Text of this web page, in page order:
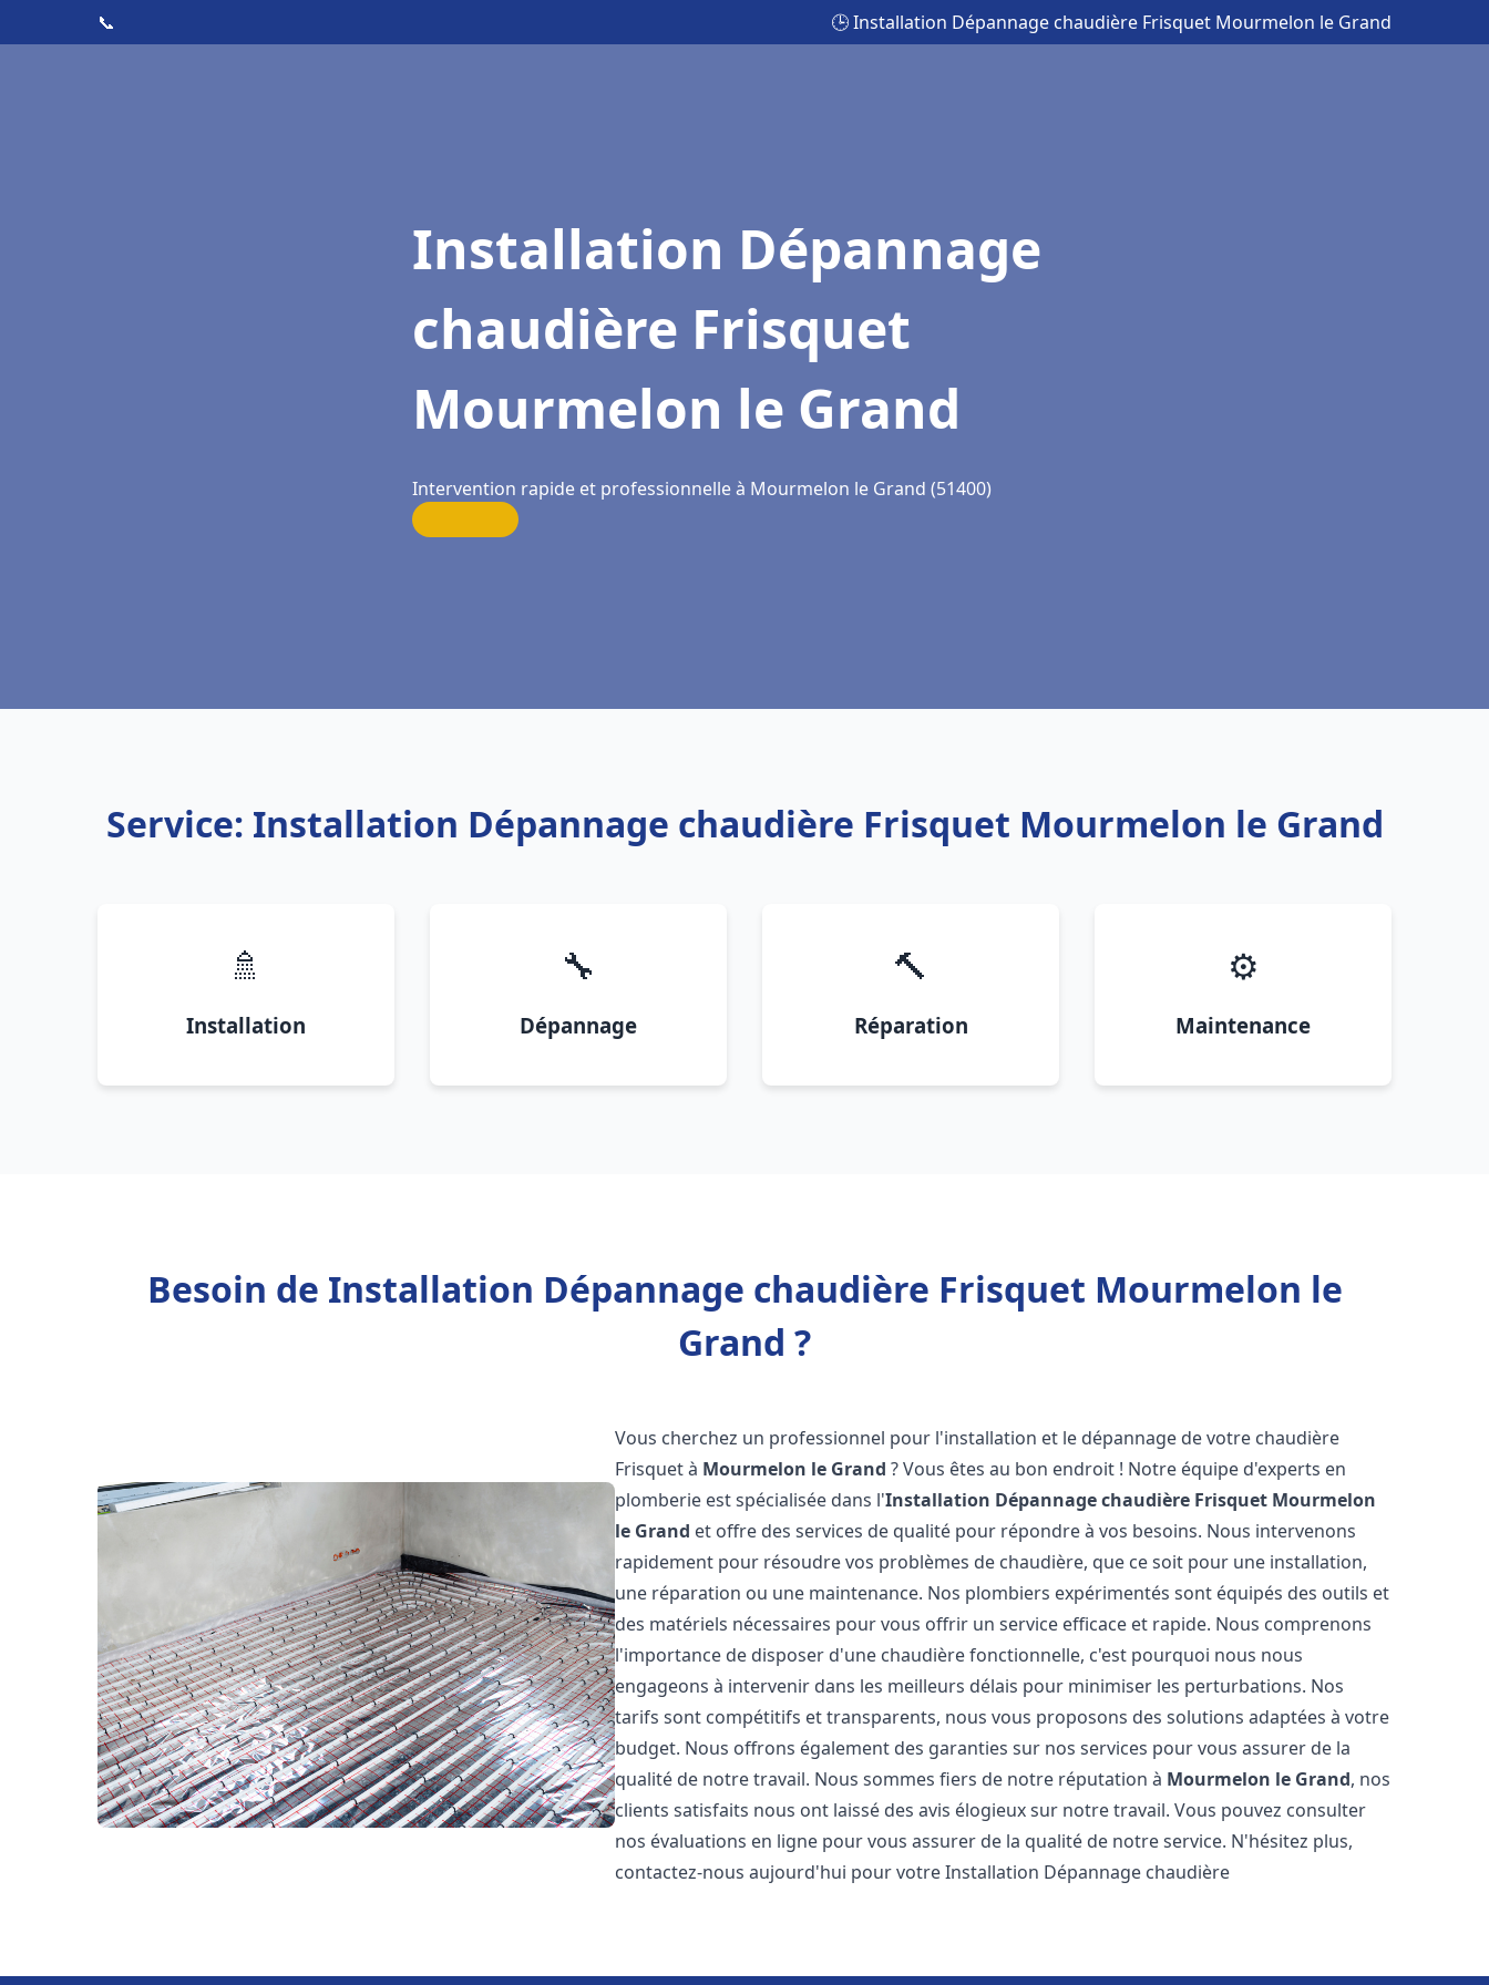
📞 🕒 Installation Dépannage chaudière Frisquet Mourmelon le Grand
Installation Dépannage
chaudière Frisquet
Mourmelon le Grand
Intervention rapide et professionnelle à Mourmelon le Grand (51400)
Service: Installation Dépannage chaudière Frisquet Mourmelon le Grand
🚿
Installation
🔧
Dépannage
🔨
Réparation
⚙️
Maintenance
Besoin de Installation Dépannage chaudière Frisquet Mourmelon le
Grand ?
Vous cherchez un professionnel pour l'installation et le dépannage de votre chaudière
Frisquet à Mourmelon le Grand ? Vous êtes au bon endroit ! Notre équipe d'experts en
plomberie est spécialisée dans l'Installation Dépannage chaudière Frisquet Mourmelon
le Grand et offre des services de qualité pour répondre à vos besoins. Nous intervenons
rapidement pour résoudre vos problèmes de chaudière, que ce soit pour une installation,
une réparation ou une maintenance. Nos plombiers expérimentés sont équipés des outils et
des matériels nécessaires pour vous offrir un service efficace et rapide. Nous comprenons
l'importance de disposer d'une chaudière fonctionnelle, c'est pourquoi nous nous
engageons à intervenir dans les meilleurs délais pour minimiser les perturbations. Nos
tarifs sont compétitifs et transparents, nous vous proposons des solutions adaptées à votre
budget. Nous offrons également des garanties sur nos services pour vous assurer de la
qualité de notre travail. Nous sommes fiers de notre réputation à Mourmelon le Grand, nos
clients satisfaits nous ont laissé des avis élogieux sur notre travail. Vous pouvez consulter
nos évaluations en ligne pour vous assurer de la qualité de notre service. N'hésitez plus,
contactez-nous aujourd'hui pour votre Installation Dépannage chaudière